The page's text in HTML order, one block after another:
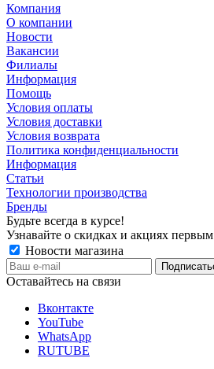
Компания
О компании
Новости
Вакансии
Филиалы
Информация
Помощь
Условия оплаты
Условия доставки
Условия возврата
Политика конфиденциальности
Информация
Статьи
Технологии производства
Бренды
Будьте всегда в курсе!
Узнавайте о скидках и акциях первым
Новости магазина
Оставайтесь на связи
Вконтакте
YouTube
WhatsApp
RUTUBE